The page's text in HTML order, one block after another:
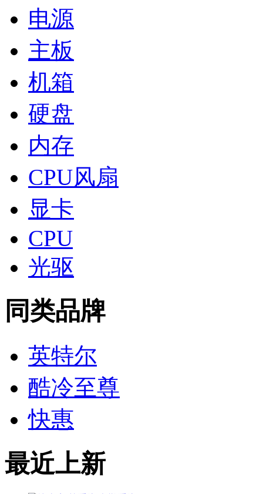
电源
主板
机箱
硬盘
内存
CPU风扇
显卡
CPU
光驱
同类品牌
英特尔
酷冷至尊
快惠
最近上新